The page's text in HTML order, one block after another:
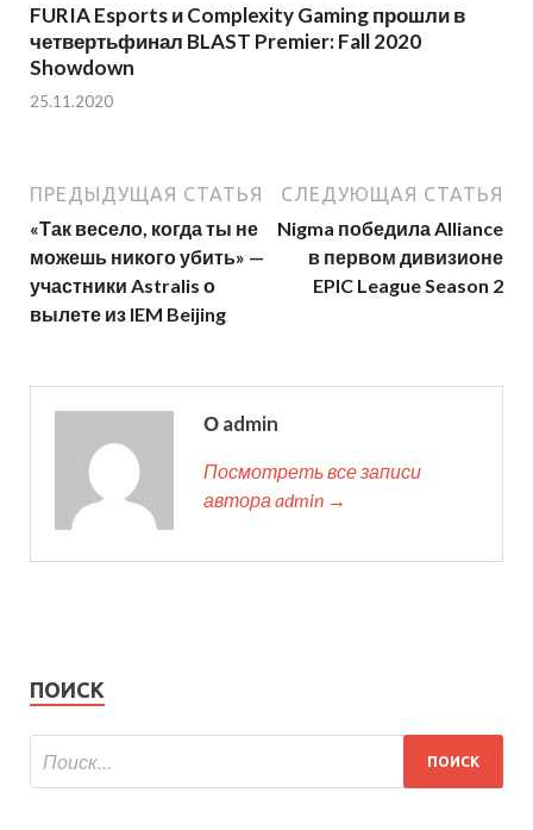
FURIA Esports и Complexity Gaming прошли в
четвертьфинал BLAST Premier: Fall 2020
Showdown
25.11.2020
ПРЕДЫДУЩАЯ СТАТЬЯ
«Так весело, когда ты не
можешь никого убить» —
участники Astralis о
вылете из IEM Beijing
СЛЕДУЮЩАЯ СТАТЬЯ
Nigma победила Alliance
в первом дивизионе
EPIC League Season 2
О admin
Посмотреть все записи
автора admin →
ПОИСК